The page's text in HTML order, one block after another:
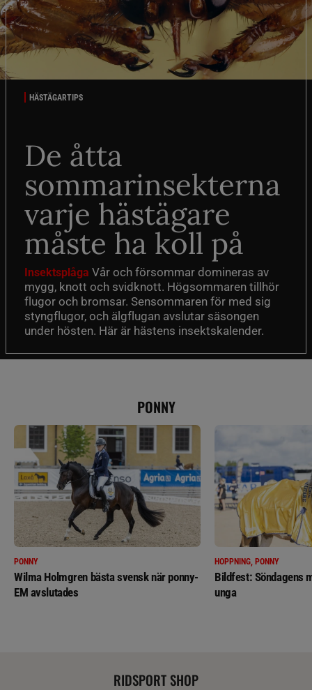
HÄSTÄGARTIPS
De åtta
sommarinsekterna
varje hästägare
måste ha koll på
Insektsplåga Vår och försommar domineras av
mygg, knott och svidknott. Högsommaren tillhör
flugor och bromsar. Sensommaren för med sig
styngflugor, och älgflugan avslutar säsongen
under hösten. Här är hästens insektskalender.
PONNY
PONNY
Wilma Holmgren bästa svensk när ponny-
EM avslutades
HOPPNING, PONNY
Bildfest: Söndagens
unga
RIDSPORT SHOP